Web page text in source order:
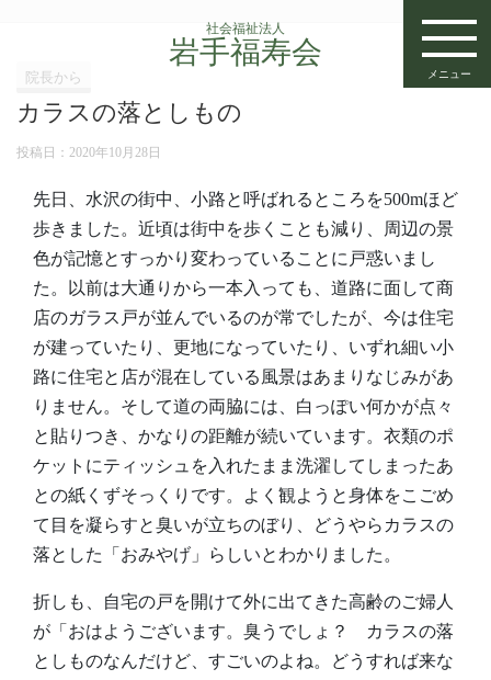
社会福祉法人
岩手福寿会
メニュー
院長から
カラスの落としもの
投稿日： 2020年10月28日
先日、水沢の街中、小路と呼ばれるところを500mほど
歩きました。近頃は街中を歩くことも減り、周辺の景
色が記憶とすっかり変わっていることに戸惑いまし
た。以前は大通りから一本入っても、道路に面して商
店のガラス戸が並んでいるのが常でしたが、今は住宅
が建っていたり、更地になっていたり、いずれ細い小
路に住宅と店が混在している風景はあまりなじみがあ
りません。そして道の両脇には、白っぽい何かが点々
と貼りつき、かなりの距離が続いています。衣類のポ
ケットにティッシュを入れたまま洗濯してしまったあ
との紙くずそっくりです。よく観ようと身体をこごめ
て目を凝らすと臭いが立ちのぼり、どうやらカラスの
落とした「おみやげ」らしいとわかりました。
折しも、自宅の戸を開けて外に出てきた高齢のご婦人
が「おはようございます。臭うでしょ？ カラスの落
としものなんだけど、すごいのよね。どうすれば来な